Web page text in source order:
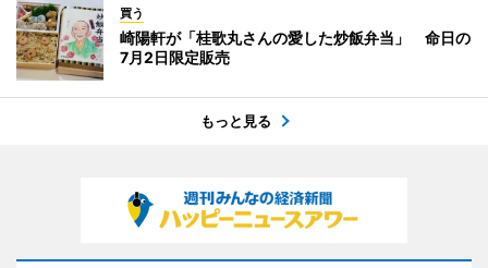
買う
崎陽軒が「桂歌丸さんの愛した炒飯弁当」 命日の
7月2日限定販売
もっと見る